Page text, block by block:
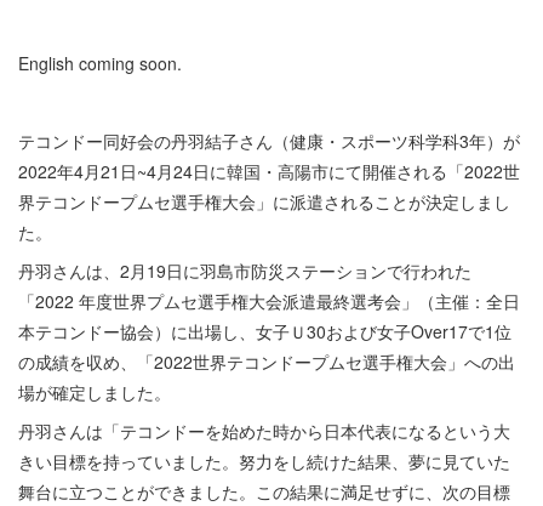
English coming soon.
テコンドー同好会の丹羽結子さん（健康・スポーツ科学科3年）が
2022年4月21日~4月24日に韓国・高陽市にて開催される「2022世
界テコンドープムセ選手権大会」に派遣されることが決定しまし
た。
丹羽さんは、2月19日に羽島市防災ステーションで行われた
「2022 年度世界プムセ選手権大会派遣最終選考会」（主催：全日
本テコンドー協会）に出場し、女子Ｕ30および女子Over17で1位
の成績を収め、「2022世界テコンドープムセ選手権大会」への出
場が確定しました。
丹羽さんは「テコンドーを始めた時から日本代表になるという大
きい目標を持っていました。努力をし続けた結果、夢に見ていた
舞台に立つことができました。この結果に満足せずに、次の目標